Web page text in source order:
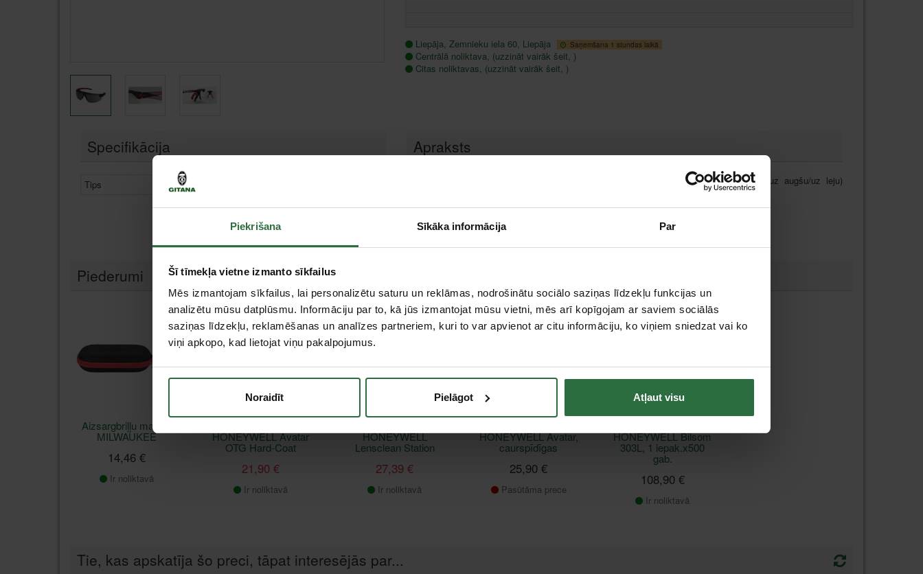
Piekrišana Sīkāka informācija Par
Šī tīmekļa vietne izmanto sīkfailus
Mēs izmantojam sīkfailus, lai personalizētu saturu un reklāmas, nodrošinātu sociālo saziņas līdzekļu funkcijas un
analizētu mūsu datplūsmu. Informāciju par to, kā jūs izmantojat mūsu vietni, mēs arī kopīgojam ar saviem sociālās
saziņas līdzekļu, reklamēšanas un analīzes partneriem, kuri to var apvienot ar citu informāciju, ko viņiem sniedzat vai ko
viņi apkopo, kad lietojat viņu pakalpojumus.
Noraidīt Pielāgot Atļaut visu
Liepāja, Zemnieku iela 60, Liepāja Saņemšana 1 stundas laikā
Centrālā noliktava, (uzzināt vairāk šeit, )
Citas noliktavas, (uzzināt vairāk šeit, )
Apraksts
No elastīga termoplastiska materiāla izgatavotās kājiņas iespējams locīt un regulēt (uz augšu/uz leju)
Patentēts abpusējs Hydroshield un Anti Fog pārklājums aizsargā lēcas pret norasošanu.
Hard Coat pārklājums aizsargā lēcas pret skrāpējumiem.
99,9 % aizsardzība pret UV stariem.
Specifikācija
Tips Acu aizsardzība
Piederumi
Aizsargbriļļu maciņš
MILWAUKEE
14,46 €
Ir noliktavā
Izpārdošana!
HONEYWELL Avatar
OTG Hard-Coat
21,90 €
Ir noliktavā
Akcija!
HONEYWELL
Lensclean Station
27,39 €
Ir noliktavā
Izpārdošana!
HONEYWELL Avatar,
caurspīdīgas
25,90 €
Pasūtāma prece
HONEYWELL Bilsom
303L, 1 iepak.x500
gab.
108,90 €
Ir noliktavā
Tie, kas apskatīja šo preci, tāpat interesējās par...